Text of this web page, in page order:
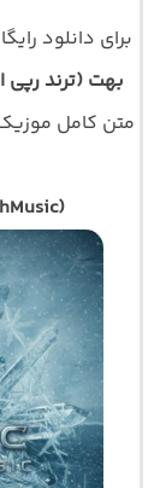
برای دانلود
بهت (ترند رپی
متن کامل موزیک با